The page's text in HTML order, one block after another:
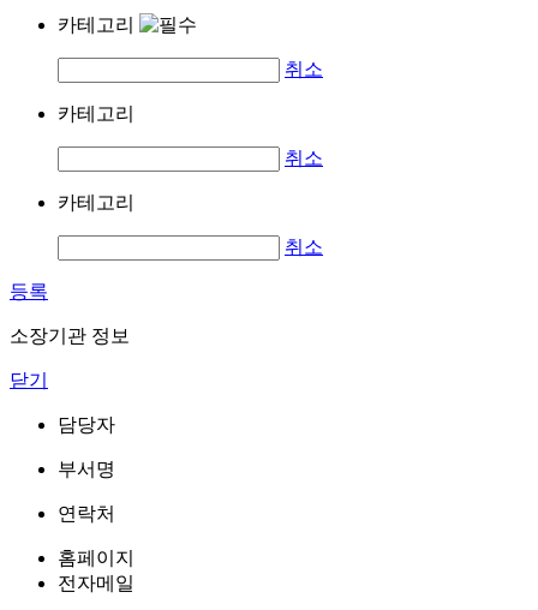
카테고리
취소
카테고리
취소
카테고리
취소
등록
소장기관 정보
닫기
담당자
부서명
연락처
홈페이지
전자메일